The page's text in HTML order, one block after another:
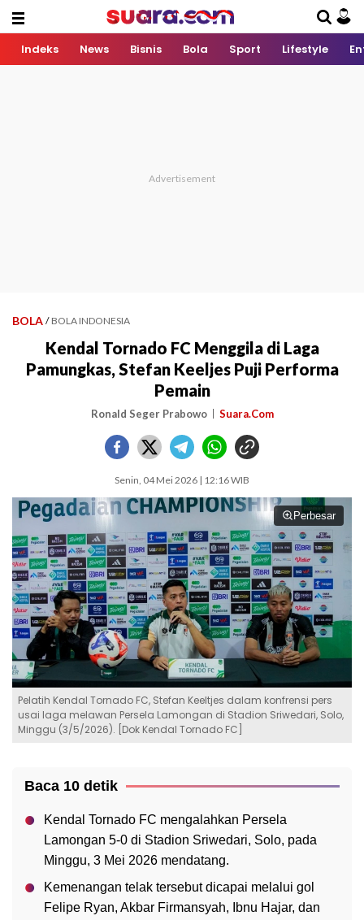
Indeks News Bisnis Bola Sport Lifestyle
BOLA / BOLA INDONESIA
Kendal Tornado FC Menggila di Laga
Pamungkas, Stefan Keeljes Puji Performa
Pemain
Ronald Seger Prabowo Suara.Com
Senin, 04 Mei 2026 | 12:16 WIB
Perbesar
Pelatih Kendal Tornado FC, Stefan Keeltjes dalam konfrensi pers
usai laga melawan Persela Lamongan di Stadion Sriwedari, Solo,
Minggu (3/5/2026). [Dok Kendal Tornado FC]
Baca 10 detik
Kendal Tornado FC mengalahkan Persela
Lamongan 5-0 di Stadion Sriwedari, Solo, pada
Minggu, 3 Mei 2026 mendatang.
Kemenangan telak tersebut dicapai melalui gol
Felipe Ryan, Akbar Firmansyah, Ibnu Hajar, dan